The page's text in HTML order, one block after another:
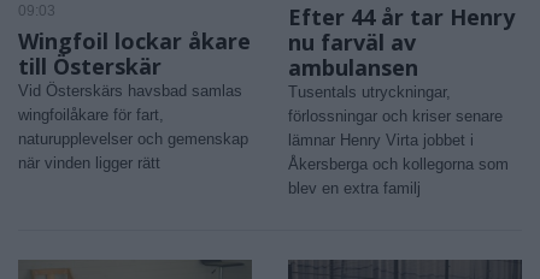
09:03
Wingfoil lockar åkare
till Österskär
Vid Österskärs havsbad samlas
wingfoilåkare för fart,
naturupplevelser och gemenskap
när vinden ligger rätt
Efter 44 år tar Henry
nu farväl av
ambulansen
Tusentals utryckningar,
förlossningar och kriser senare
lämnar Henry Virta jobbet i
Åkersberga och kollegorna som
blev en extra familj